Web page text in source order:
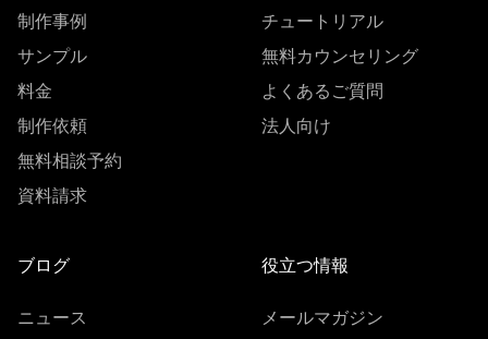
制作事例
サンプル
料金
制作依頼
無料相談予約
資料請求
チュートリアル
無料カウンセリング
よくあるご質問
法人向け
ブログ
ニュース
役立つ情報
メールマガジン